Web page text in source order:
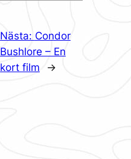
Nästa: Condor
Bushlore – En
kort film
→